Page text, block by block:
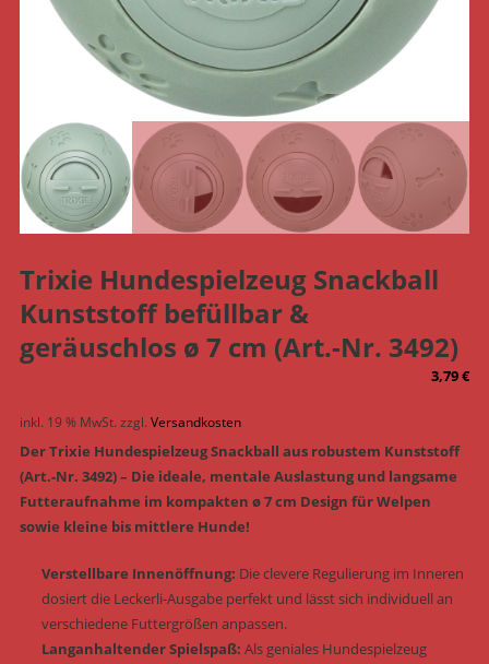
Trixie Hundespielzeug Snackball
Kunststoff befüllbar &
geräuschlos ø 7 cm (Art.-Nr. 3492)
3,79€
inkl. 19 % MwSt.zzgl.Versandkosten
Der Trixie Hundespielzeug Snackball aus robustem Kunststoff
(Art.-Nr. 3492) – Die ideale, mentale Auslastung und langsame
Futteraufnahme im kompakten ø 7 cm Design für Welpen
sowie kleine bis mittlere Hunde!
Verstellbare Innenöffnung: Die clevere Regulierung im Inneren
dosiert die Leckerli-Ausgabe perfekt und lässt sich individuell an
verschiedene Futtergrößen anpassen.
Langanhaltender Spielspaß: Als geniales Hundespielzeug